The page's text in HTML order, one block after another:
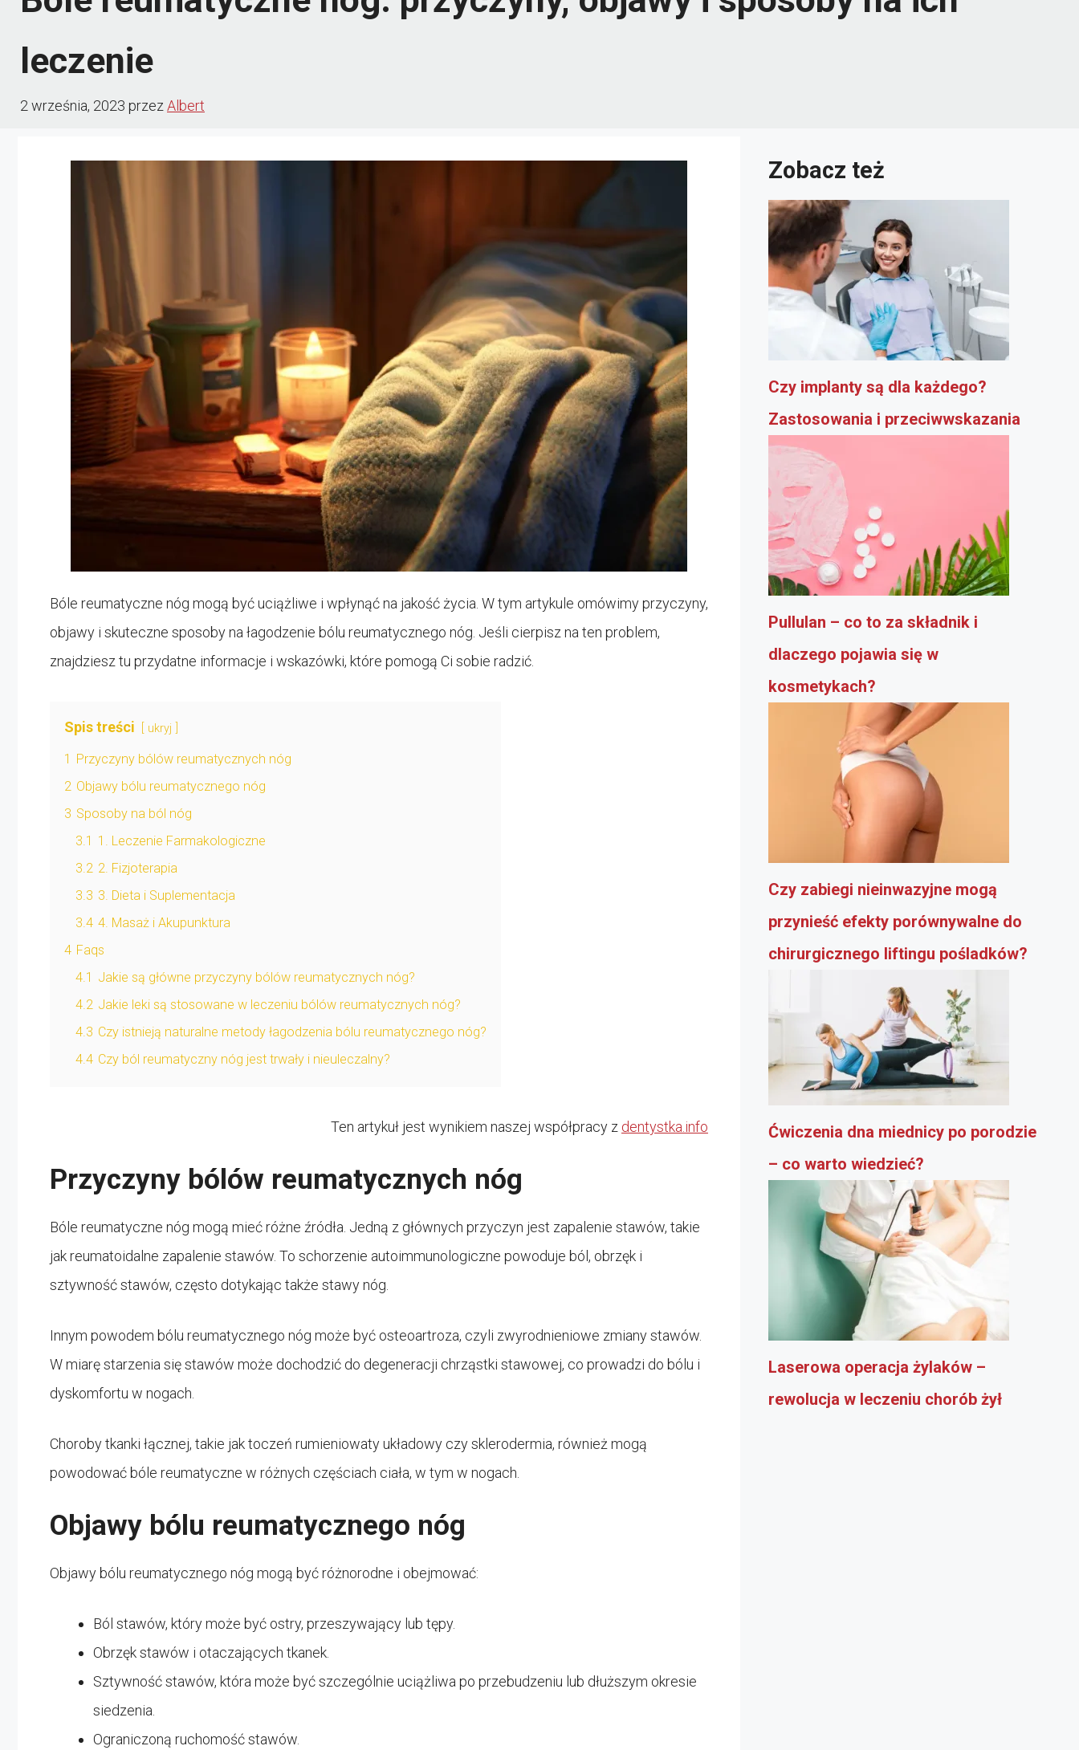
leczenie
2 września, 2023 przez Albert
Bóle reumatyczne nóg mogą być uciążliwe i wpłynąć na jakość życia. W tym artykule omówimy przyczyny,
objawy i skuteczne sposoby na łagodzenie bólu reumatycznego nóg. Jeśli cierpisz na ten problem,
znajdziesz tu przydatne informacje i wskazówki, które pomogą Ci sobie radzić.
Spis treści ukryj
1 Przyczyny bólów reumatycznych nóg
2 Objawy bólu reumatycznego nóg
3 Sposoby na ból nóg
3.1 1. Leczenie Farmakologiczne
3.2 2. Fizjoterapia
3.3 3. Dieta i Suplementacja
3.4 4. Masaż i Akupunktura
4 Faqs
4.1 Jakie są główne przyczyny bólów reumatycznych nóg?
4.2 Jakie leki są stosowane w leczeniu bólów reumatycznych nóg?
4.3 Czy istnieją naturalne metody łagodzenia bólu reumatycznego nóg?
4.4 Czy ból reumatyczny nóg jest trwały i nieuleczalny?
Ten artykuł jest wynikiem naszej współpracy z dentystka.info
Przyczyny bólów reumatycznych nóg
Bóle reumatyczne nóg mogą mieć różne źródła. Jedną z głównych przyczyn jest zapalenie stawów, takie
jak reumatoidalne zapalenie stawów. To schorzenie autoimmunologiczne powoduje ból, obrzęk i
sztywność stawów, często dotykając także stawy nóg.
Innym powodem bólu reumatycznego nóg może być osteoartroza, czyli zwyrodnieniowe zmiany stawów.
W miarę starzenia się stawów może dochodzić do degeneracji chrząstki stawowej, co prowadzi do bólu i
dyskomfortu w nogach.
Choroby tkanki łącznej, takie jak toczeń rumieniowaty układowy czy sklerodermia, również mogą
powodować bóle reumatyczne w różnych częściach ciała, w tym w nogach.
Objawy bólu reumatycznego nóg
Objawy bólu reumatycznego nóg mogą być różnorodne i obejmować:
Ból stawów, który może być ostry, przeszywający lub tępy.
Obrzęk stawów i otaczających tkanek.
Sztywność stawów, która może być szczególnie uciążliwa po przebudzeniu lub dłuższym okresie
siedzenia.
Ograniczoną ruchomość stawów.
Zobacz też
Czy implanty są dla każdego?
Zastosowania i przeciwwskazania
Pullulan – co to za składnik i
dlaczego pojawia się w
kosmetykach?
Czy zabiegi nieinwazyjne mogą
przynieść efekty porównywalne do
chirurgicznego liftingu pośladków?
Ćwiczenia dna miednicy po porodzie
– co warto wiedzieć?
Laserowa operacja żylaków –
rewolucja w leczeniu chorób żył